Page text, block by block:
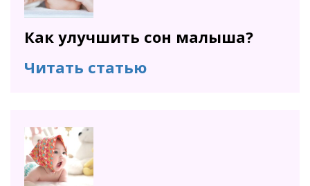
Как улучшить сон малыша?
Читать статью